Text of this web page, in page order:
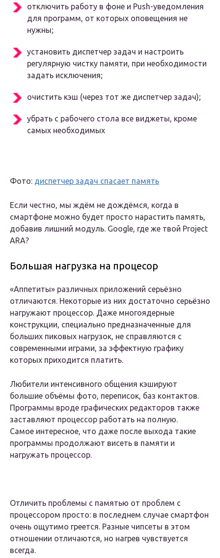
отключить работу в фоне и Push-уведомления
для программ, от которых оповещения не
нужны;
установить диспетчер задач и настроить
регулярную чистку памяти, при необходимости
задать исключения;
очистить кэш (через тот же диспетчер задач);
убрать с рабочего стола все виджеты, кроме
самых необходимых
Фото: диспетчер задач спасает память
Если честно, мы ждём не дождёмся, когда в
смартфоне можно будет просто нарастить память,
добавив лишний модуль. Google, где же твой Project
ARA?
Большая нагрузка на процесор
«Аппетиты» различных приложений серьёзно
отличаются. Некоторые из них достаточно серьёзно
нагружают процессор. Даже многоядерные
конструкции, специально предназначенные для
больших пиковых нагрузок, не справляются с
современными играми, за эффектную графику
которых приходится платить.
Любители интенсивного общения кэшируют
большие объёмы фото, переписок, баз контактов.
Программы вроде графических редакторов также
заставляют процессор работать на полную.
Самое интересное, что даже после выхода такие
программы продолжают висеть в памяти и
нагружать процессор.
Отличить проблемы с памятью от проблем с
процессором просто: в последнем случае смартфон
очень ощутимо греется. Разные чипсеты в этом
отношении отличаются, но нагрев чувствуется
всегда.